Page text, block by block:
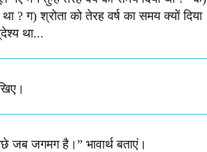
? ग) श्रोता को तेरह वर्ष का समय क्‍यों दिया
था...
जब जगमग है।”​ भावार्थ बताएं।